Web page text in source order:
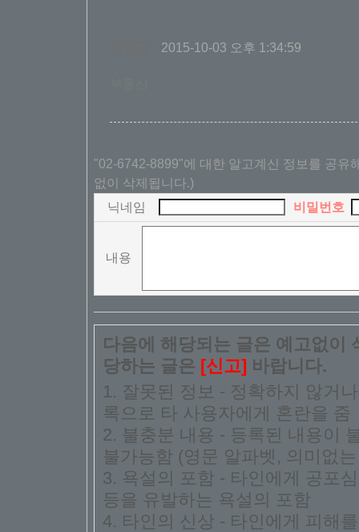
2015-10-03 오후 1:34:59
"02-6742-8899"에 대한 알고계신 정보를 공유
없이 삭제됩니다.)
닉네임
비밀번호
내용
다음에 해당되는 글은 예고없이
당하는 글은 [신고] 바랍니다.
1. 잘못된 정보 - 정확하지 않거
록으로 타 사용자에게 혼란을 줌
2. 불충분 내용 - 등록된 내용이
불가능함 (영문 알파벳, 의미없
3. 욕설의 포함 - 타인에게 공포
등을 유발하는 욕설의 포함
4. 타인의 신상 - 타인에게 피해